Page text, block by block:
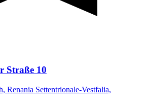
Straße 10
Renania Settentrionale-Vestfalia,